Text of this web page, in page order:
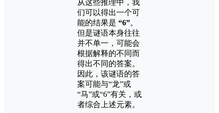
从这些推理中，我
们可以得出一个可
能的结果是 “6”。
但是谜语本身往往
并不单一，可能会
根据解释的不同而
得出不同的答案。
因此，该谜语的答
案可能与“龙”或
“马”或“6”有关，或
者综合上述元素。